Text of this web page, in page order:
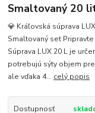
Smaltovaný 20
💎 Kráľovská súprava
Smaltovaný set
Súprava LUX 20 L je
potrebujú sýty objem
ale vďaka 4... celý popis
Dostupnosť